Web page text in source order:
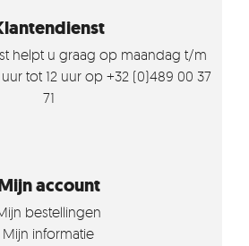
helpt u graag op maandag t/m
tot 12 uur op +32 (0)489 00 37
71
account
bestellingen
Mijn informatie